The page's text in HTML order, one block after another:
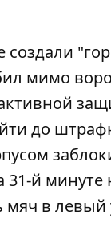
мимо
до
31-й
мяч в